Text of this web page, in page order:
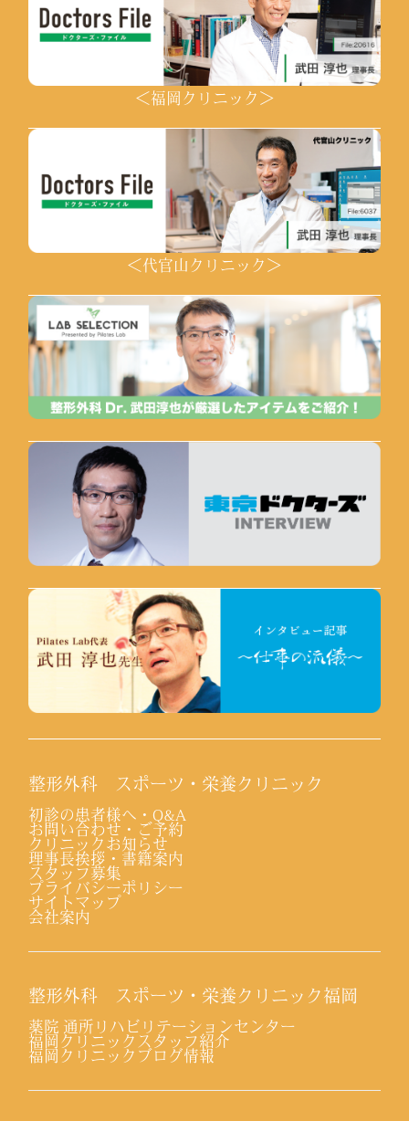
＜福岡クリニック＞
＜代官山クリニック＞
整形外科 スポーツ・栄養クリニック
初診の患者様へ・Q&A
お問い合わせ・ご予約
クリニックお知らせ
理事長挨拶・書籍案内
スタッフ募集
プライバシーポリシー
サイトマップ
会社案内
整形外科 スポーツ・栄養クリニック福岡
薬院 通所リハビリテーションセンター
福岡クリニックスタッフ紹介
福岡クリニックブログ情報